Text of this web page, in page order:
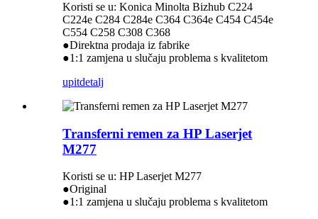
Koristi se u: Konica Minolta Bizhub C224
C224e C284 C284e C364 C364e C454 C454e
C554 C258 C308 C368
●Direktna prodaja iz fabrike
●1:1 zamjena u slučaju problema s kvalitetom
upitdetalj
Transferni remen za HP Laserjet
M277
Koristi se u: HP Laserjet M277
●Original
●1:1 zamjena u slučaju problema s kvalitetom